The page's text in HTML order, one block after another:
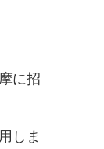
に招
しま